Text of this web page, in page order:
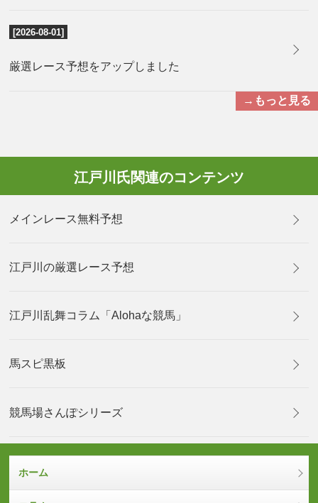
[2026-08-01]
厳選レース予想をアップしました
→もっと見る
江戸川氏関連のコンテンツ
メインレース無料予想
江戸川の厳選レース予想
江戸川乱舞コラム「Alohaな競馬」
馬スピ黒板
競馬場さんぽシリーズ
ホーム